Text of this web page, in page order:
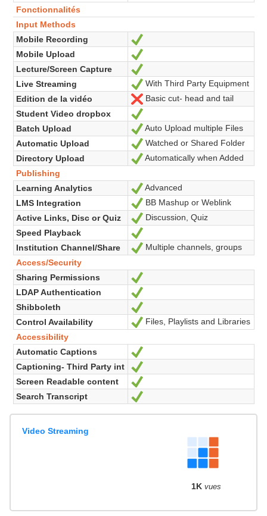
Fonctionnalités
Input Methods
Mobile Recording
Mobile Upload
Oui
Lecture/Screen Capture
Live Streaming
Oui
With Third Party Equipment
Edition de la vidéo
Non
Basic cut- head and tail
Student Video dropbox
Oui
Batch Upload
Oui
Auto Upload multiple Files
Automatic Upload
Oui
Watched or Shared Folder
Directory Upload
Oui
Automatically when Added
Publishing
Learning Analytics
Oui
Advanced
LMS Integration
Oui
BB Mashup or Weblink
Active Links, Disc or Quiz
Oui
Discussion, Quiz
Speed Playback
Oui
Institution Channel/Share
Oui
Multiple channels, groups
Access/Security
Sharing Permissions
LDAP Authentication
Oui
Shibboleth
Control Availability
Oui
Files, Playlists and Libraries
Accessibility
Automatic Captions
Oui
Captioning- Third Party int
Screen Readable content
Oui
Search Transcript
Video Streaming
1K vues